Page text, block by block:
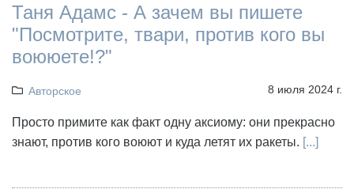
Таня Адамс - А зачем вы пишете
"Посмотрите, твари, против кого вы
воююете!?"
Авторское 8 июля 2024 г.
Просто примите как факт одну аксиому: они прекрасно
знают, против кого воюют и куда летят их ракеты. [...]